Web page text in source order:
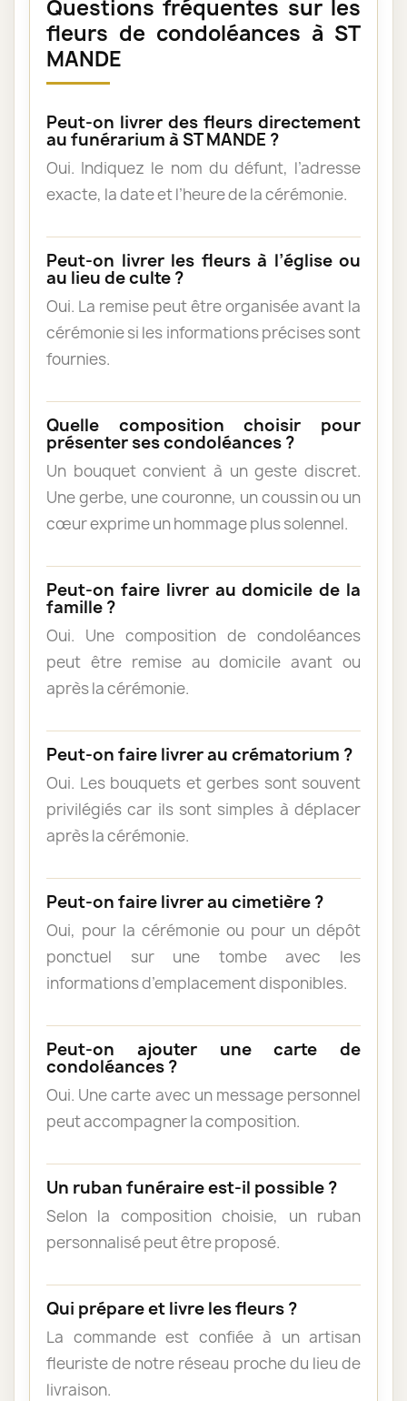
Questions fréquentes sur les
fleurs de condoléances à ST
MANDE
Peut-on livrer des fleurs directement
au funérarium à ST MANDE ?
Oui. Indiquez le nom du défunt, l’adresse
exacte, la date et l’heure de la cérémonie.
Peut-on livrer les fleurs à l’église ou
au lieu de culte ?
Oui. La remise peut être organisée avant la
cérémonie si les informations précises sont
fournies.
Quelle composition choisir pour
présenter ses condoléances ?
Un bouquet convient à un geste discret.
Une gerbe, une couronne, un coussin ou un
cœur exprime un hommage plus solennel.
Peut-on faire livrer au domicile de la
famille ?
Oui. Une composition de condoléances
peut être remise au domicile avant ou
après la cérémonie.
Peut-on faire livrer au crématorium ?
Oui. Les bouquets et gerbes sont souvent
privilégiés car ils sont simples à déplacer
après la cérémonie.
Peut-on faire livrer au cimetière ?
Oui, pour la cérémonie ou pour un dépôt
ponctuel sur une tombe avec les
informations d’emplacement disponibles.
Peut-on ajouter une carte de
condoléances ?
Oui. Une carte avec un message personnel
peut accompagner la composition.
Un ruban funéraire est-il possible ?
Selon la composition choisie, un ruban
personnalisé peut être proposé.
Qui prépare et livre les fleurs ?
La commande est confiée à un artisan
fleuriste de notre réseau proche du lieu de
livraison.